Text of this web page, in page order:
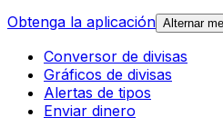
Obtenga la aplicación Alternar
Conversor de divisas
Gráficos de divisas
Alertas de tipos
Enviar dinero